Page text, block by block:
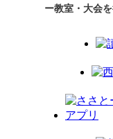
ー教室・大会